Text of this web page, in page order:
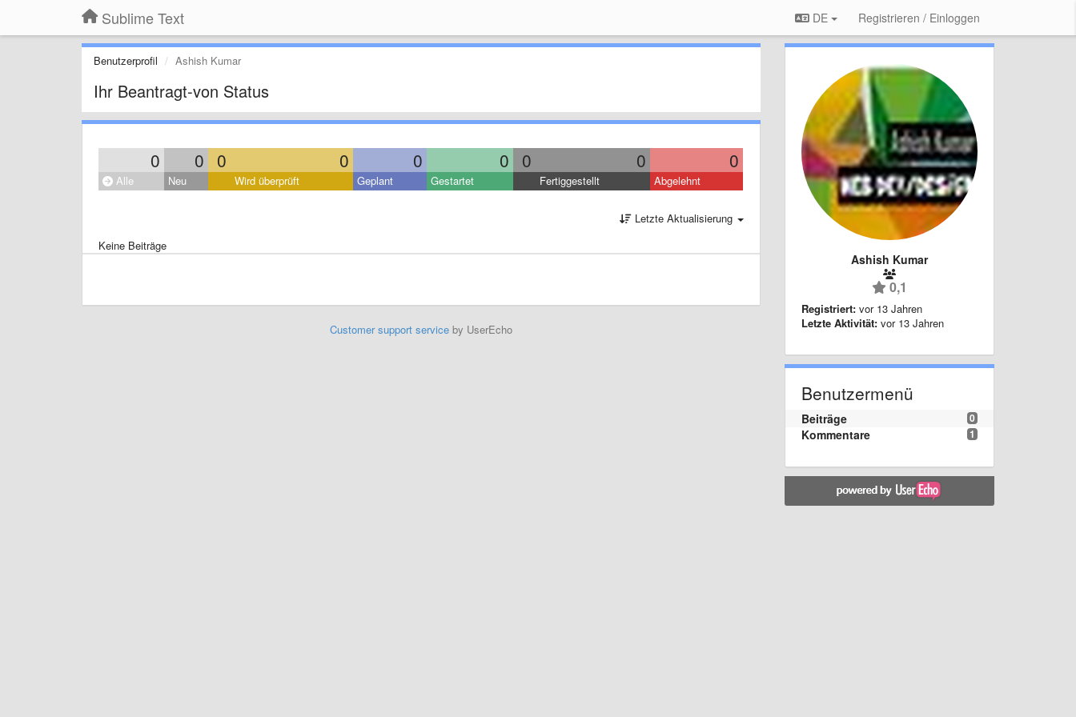
Sublime Text DE Registrieren / Einloggen
Benutzerprofil Ashish Kumar
Ihr Beantragt-von Status
0 0 0 0 0 0 0 0 0
Alle Neu Wird überprüft Geplant Gestartet Fertiggestellt Abgelehnt
Letzte Aktualisierung
Keine Beiträge
Customer support serviceby UserEcho
Ashish Kumar
0,1
Registriert: vor 13 Jahren
Letzte Aktivität: vor 13 Jahren
Benutzermenü
0
Beiträge
1
Kommentare